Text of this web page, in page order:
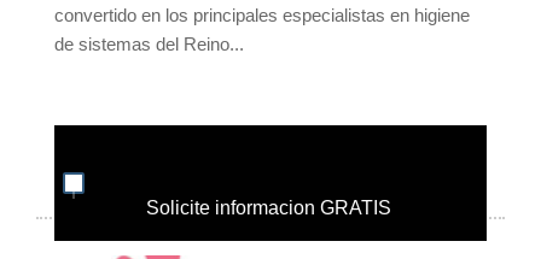
convertido en los principales especialistas en higiene
de sistemas del Reino...
Solicite informacion GRATIS